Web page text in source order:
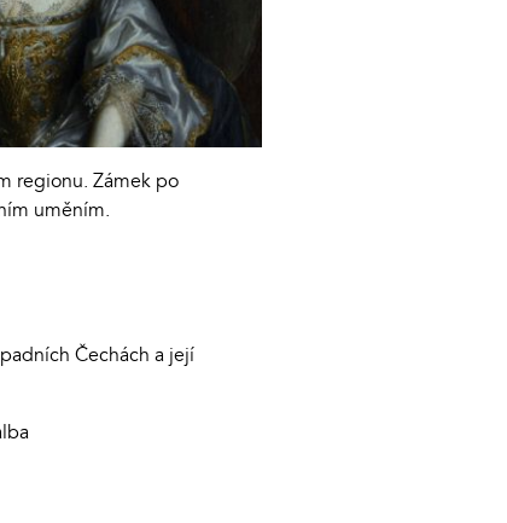
regionu. Zámek po
uměním.
Čechách a její